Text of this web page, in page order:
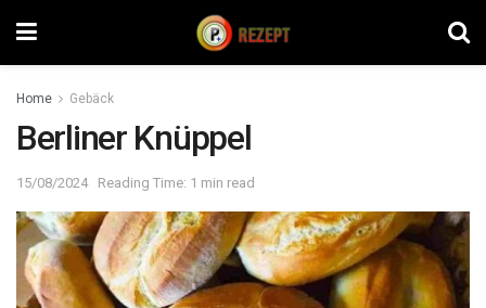
Home Gebäck
Berliner Knüppel
15/08/2024 Reading Time: 1 min read